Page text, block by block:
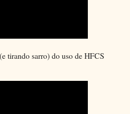
tirando sarro) do uso de HFCS